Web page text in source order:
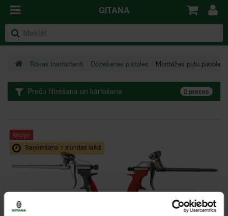
GITANA
Rokas instrumenti Dozēšanas pistoles Montāžas putu pistoles
Preču filtrēšana un kārtošana 2 preces
Akcija!
Saņemšana 1 stundas laikā